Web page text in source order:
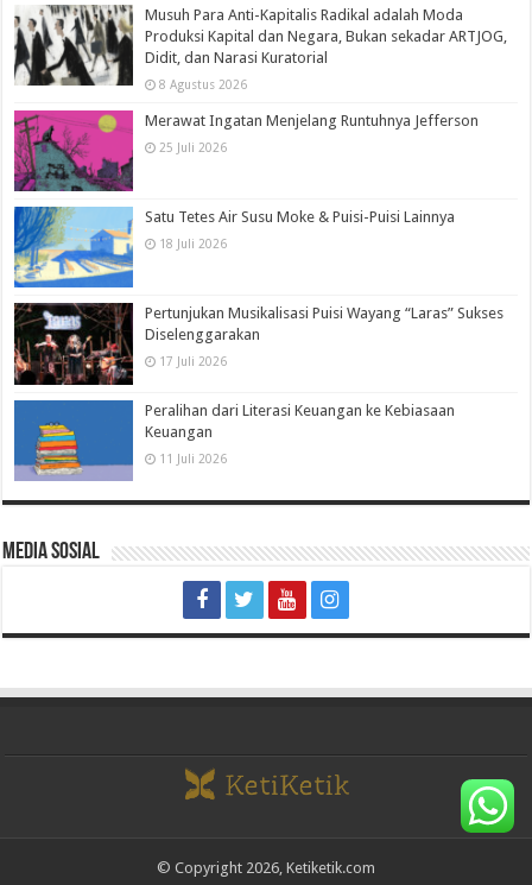
Musuh Para Anti-Kapitalis Radikal adalah Moda
Produksi Kapital dan Negara, Bukan sekadar ARTJOG,
Didit, dan Narasi Kuratorial
8 Agustus 2026
Merawat Ingatan Menjelang Runtuhnya Jefferson
25 Juli 2026
Satu Tetes Air Susu Moke & Puisi-Puisi Lainnya
18 Juli 2026
Pertunjukan Musikalisasi Puisi Wayang “Laras” Sukses
Diselenggarakan
17 Juli 2026
Peralihan dari Literasi Keuangan ke Kebiasaan
Keuangan
11 Juli 2026
Media Sosial
© Copyright 2026, Ketiketik.com